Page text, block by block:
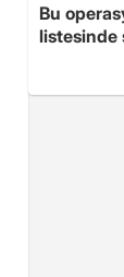
Bu
listesinde